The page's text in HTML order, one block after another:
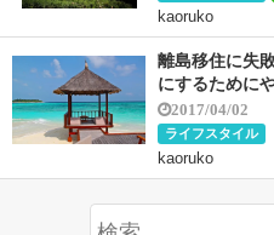
kaoruko
離島移住に失
にするために
2017/04/02
ライフスタイル
kaoruko